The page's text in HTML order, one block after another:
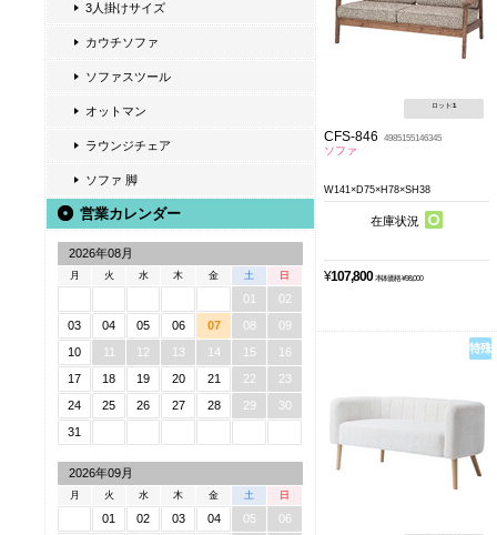
3人掛けサイズ
カウチソファ
ソファスツール
オットマン
ラウンジチェア
ソファ 脚
営業カレンダー
2026年08月
月 火 水 木 金 土 日
01
02
03
04 05 06 07 08
09
10
11 12 13 14 15
16
17
18 19 20 21 22
23
24
25 26 27 28 29
30
31
2026年09月
月 火 水 木 金 土 日
01 02 03 04 05
06
ロット:1
CFS-846 4985155146345
ソファ
W141×D75×H78×SH38
在庫状況
¥107,800 本体価格 ¥98,000